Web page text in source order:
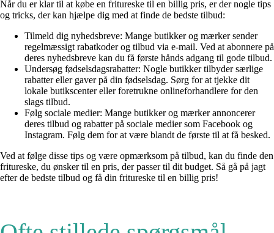
Når du er klar til at købe en fritureske til en billig pris, er der nogle tips
og tricks, der kan hjælpe dig med at finde de bedste tilbud:
Tilmeld dig nyhedsbreve: Mange butikker og mærker sender
regelmæssigt rabatkoder og tilbud via e-mail. Ved at abonnere på
deres nyhedsbreve kan du få første hånds adgang til gode tilbud.
Undersøg fødselsdagsrabatter: Nogle butikker tilbyder særlige
rabatter eller gaver på din fødselsdag. Sørg for at tjekke dit
lokale butikscenter eller foretrukne onlineforhandlere for den
slags tilbud.
Følg sociale medier: Mange butikker og mærker annoncerer
deres tilbud og rabatter på sociale medier som Facebook og
Instagram. Følg dem for at være blandt de første til at få besked.
Ved at følge disse tips og være opmærksom på tilbud, kan du finde den
fritureske, du ønsker til en pris, der passer til dit budget. Så gå på jagt
efter de bedste tilbud og få din fritureske til en billig pris!